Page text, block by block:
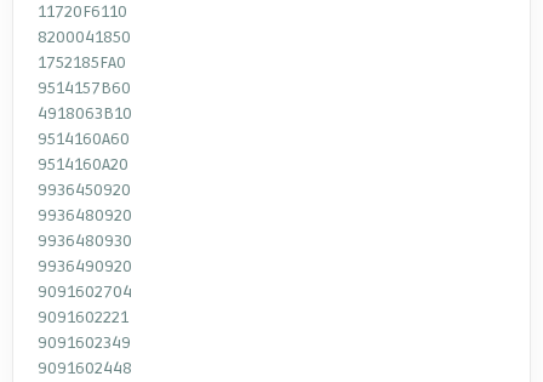
11720F6110
8200041850
1752185FA0
9514157B60
4918063B10
9514160A60
9514160A20
9936450920
9936480920
9936480930
9936490920
9091602704
9091602221
9091602349
9091602448